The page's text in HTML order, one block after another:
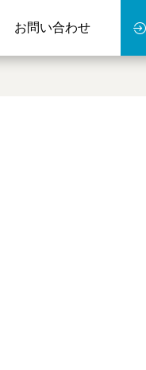
お問い合わせ